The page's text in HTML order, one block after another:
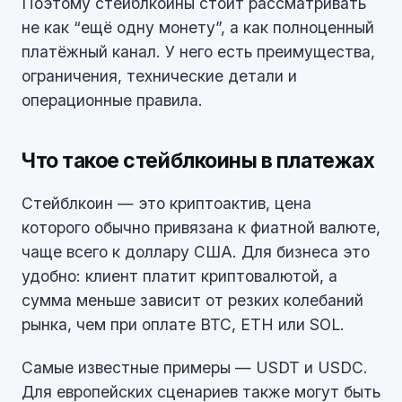
не как “ещё одну монету”, а как полноценный
платёжный канал. У него есть преимущества,
ограничения, технические детали и
операционные правила.
Что такое стейблкоины в платежах
Стейблкоин — это криптоактив, цена
которого обычно привязана к фиатной валюте,
чаще всего к доллару США. Для бизнеса это
удобно: клиент платит криптовалютой, а
сумма меньше зависит от резких колебаний
рынка, чем при оплате BTC, ETH или SOL.
Самые известные примеры — USDT и USDC.
Для европейских сценариев также могут быть